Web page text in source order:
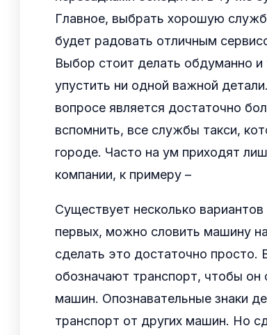
Главное, выбрать хорошую
будет радовать отличным
Выбор стоит делать обдуманно
упустить ни одной важной
вопросе является достаточно
вспомнить, все службы такси,
городе. Часто на ум приходят
компании, к примеру –
Существует несколько
первых, можно словить машину
сделать это достаточно просто.
обозначают транспорт, чтобы он
машин. Опознавательные знаки
транспорт от других машин. Но